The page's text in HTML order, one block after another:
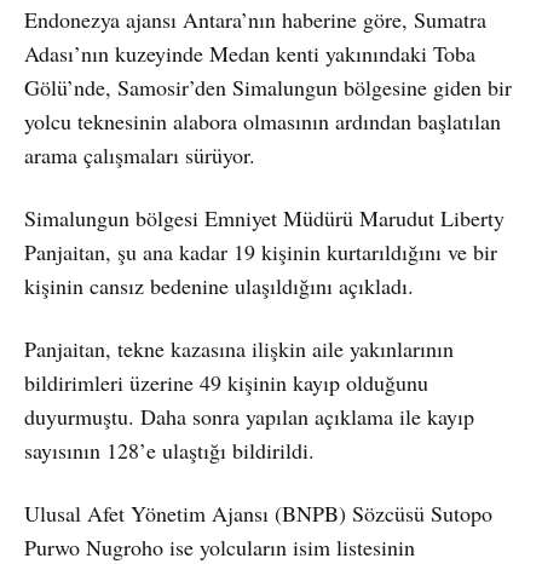
Endonezya ajansı Antara’nın haberine göre, Sumatra
Adası’nın kuzeyinde Medan kenti yakınındaki Toba
Gölü’nde, Samosir’den Simalungun bölgesine giden bir
yolcu teknesinin alabora olmasının ardından başlatılan
arama çalışmaları sürüyor.
Simalungun bölgesi Emniyet Müdürü Marudut Liberty
Panjaitan, şu ana kadar 19 kişinin kurtarıldığını ve bir
kişinin cansız bedenine ulaşıldığını açıkladı.
Panjaitan, tekne kazasına ilişkin aile yakınlarının
bildirimleri üzerine 49 kişinin kayıp olduğunu
duyurmuştu. Daha sonra yapılan açıklama ile kayıp
sayısının 128’e ulaştığı bildirildi.
Ulusal Afet Yönetim Ajansı (BNPB) Sözcüsü Sutopo
Purwo Nugroho ise yolcuların isim listesinin